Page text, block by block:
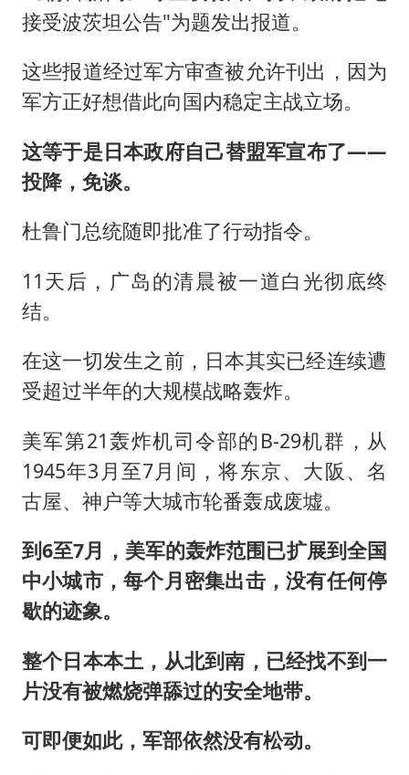
接受波茨坦公告"为题发出报道。
这些报道经过军方审查被允许刊出，因为
军方正好想借此向国内稳定主战立场。
这等于是日本政府自己替盟军宣布了——
投降，免谈。
杜鲁门总统随即批准了行动指令。
11天后，广岛的清晨被一道白光彻底终
结。
在这一切发生之前，日本其实已经连续遭
受超过半年的大规模战略轰炸。
美军第21轰炸机司令部的B-29机群，从
1945年3月至7月间，将东京、大阪、名
古屋、神户等大城市轮番轰成废墟。
到6至7月，美军的轰炸范围已扩展到全国
中小城市，每个月密集出击，没有任何停
歇的迹象。
整个日本本土，从北到南，已经找不到一
片没有被燃烧弹舔过的安全地带。
可即便如此，军部依然没有松动。